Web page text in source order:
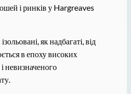
і ринків у Hargreaves
як надбагаті, від
в епоху високих
невизначеного